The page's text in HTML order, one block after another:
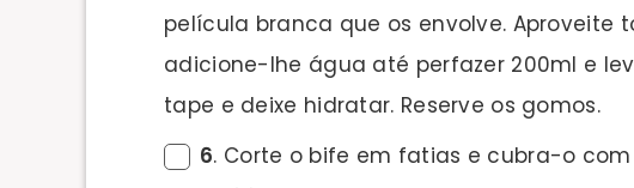
película branca que os envolve. Aproveite
adicione-lhe água até perfazer 200ml e
tape e deixe hidratar. Reserve os gomos.
6. Corte o bife em fatias e cubra-o